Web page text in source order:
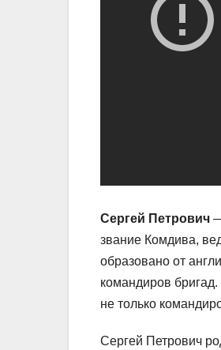
Сергей Петрович
звание Комдива,
образовано от
командиров
не только
Сергей Петрович